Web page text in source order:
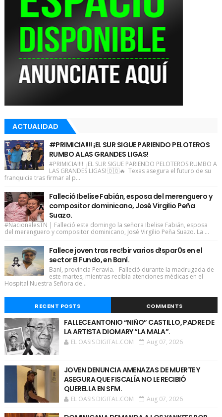
ACTUALIDAD
#PRIMICIA!!!! ¡EL SUR SIGUE PARIENDO PELOTEROS
RUMBO A LAS GRANDES LIGAS!
#PRIMICIA!!!! ¡EL SUR SIGUE PARIENDO PELOTEROS RUMBO A
LAS GRANDES LIGAS! 🇩🇴🔥 Texas asegura el futuro de su
franquicia tras firmar al p...
Falleció Ibelise Fabián, esposa del merenguero y
compositor dominicano, José Virgilio Peña
Suazo.
#NacionalesTN | Falleció este domingo la señora Ibelise Fabián, esposa
del merenguero y compositor dominicano, José Virgilio Peña Suazo. La ...
Fallece joven tras rec!bir varios d!spar0s en el
sector El Fundo, en Baní.
Baní, provincia Peravia.– Falleció durante la madrugada de
este martes, mientras recibía atenciones médicas en el
Hospital Nuestra Señora de...
RECENT POSTS COMMENTS
FALLECE ANTONIO “NIÑO” CASTILLO, PADRE DE
LA ARTISTA DIOMARY “LA MALA”.
EL OASIS DIGITAL.COM Aug 07, 2026
JOVEN DENUNCIA AMENAZAS DE MUERTE Y
ASEGURA QUE FISCALÍA NO LE RECIBIÓ
QUERELLA EN SFM.
EL OASIS DIGITAL.COM Aug 07, 2026